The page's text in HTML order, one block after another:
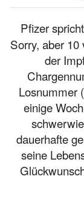
Pfizer
Sorry, aber
der
Losnummer
einige
dauerhafte
seine